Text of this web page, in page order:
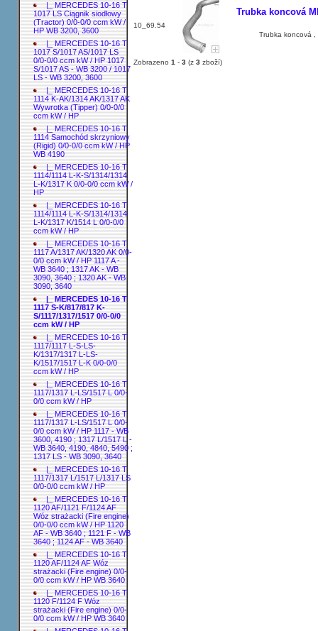
|_ MERCEDES 10-16 T
1017 LS Ciągnik siodłowy
(Tractor) 0/0-0/0 ccm kW /
HP WB 3200, 3600
|_ MERCEDES 10-16 T
1017 S/1017 AS/1017 LS
0/0-0/0 ccm kW / HP 1017
S/1017 AS - WB 3200 / 1017
LS - WB 3200, 3600
|_ MERCEDES 10-16 T
1114 K-AK/1314 AK/1317 AK
Wywrotka (Tipper) 0/0-0/0
ccm kW / HP
|_ MERCEDES 10-16 T
1114 Samochód skrzyniowy
(Rigid) 0/0-0/0 ccm kW / HP
WB 4190
|_ MERCEDES 10-16 T
1114/1114 L-K-S/1314/1314
L-K/1317 K 0/0-0/0 ccm kW /
HP
|_ MERCEDES 10-16 T
1114/1114 L-K-S/1314/1314
L-K/1317 K/1514 L 0/0-0/0
ccm kW / HP
|_ MERCEDES 10-16 T
1117 A/1317 AK/1320 AK 0/0-
0/0 ccm kW / HP 1117 A -
WB 3640 ; 1317 AK - WB
3090, 3640 ; 1320 AK - WB
3090, 3640
|_ MERCEDES 10-16 T
1117 S-K/817/817 K-
S/1117/1317/1517 0/0-0/0
ccm kW / HP
|_ MERCEDES 10-16 T
1117/1117 L-S-LS-
K/1317/1317 L-LS-
K/1517/1517 L-K 0/0-0/0
ccm kW / HP
|_ MERCEDES 10-16 T
1117/1317 L-LS/1517 L 0/0-
0/0 ccm kW / HP
|_ MERCEDES 10-16 T
1117/1317 L-LS/1517 L 0/0-
0/0 ccm kW / HP 1117 - WB
3600, 4190 ; 1317 L/1517 L -
WB 3640, 4190, 4840, 5490 ;
1317 LS - WB 3090, 3640
|_ MERCEDES 10-16 T
1117/1317 L/1517 L/1317 LS
0/0-0/0 ccm kW / HP
|_ MERCEDES 10-16 T
1120 AF/1121 F/1124 AF
Wóz strażacki (Fire engine)
0/0-0/0 ccm kW / HP 1120
AF - WB 3640 ; 1121 F - WB
3640 ; 1124 AF - WB 3640
|_ MERCEDES 10-16 T
1120 AF/1124 AF Wóz
strażacki (Fire engine) 0/0-
0/0 ccm kW / HP WB 3640
|_ MERCEDES 10-16 T
1120 F/1124 F Wóz
strażacki (Fire engine) 0/0-
0/0 ccm kW / HP WB 3640
10_69.54
Trubka koncová
Trubka koncová
Zobrazeno 1 - 3(z 3zboží)